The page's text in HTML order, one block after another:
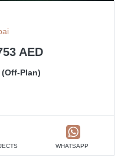
AED
Plan)
WHATSAPP